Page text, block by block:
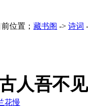
前位置； 藏书阁 -> 诗词
人吾不见
花慢